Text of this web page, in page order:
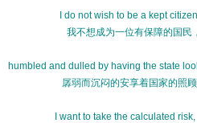
I do not wish to be a kept
我不想成为一位有保障的国民，
humbled and dulled by having the state
孱弱而沉闷的安享着国家的照顾
I want to take the calculated risk,